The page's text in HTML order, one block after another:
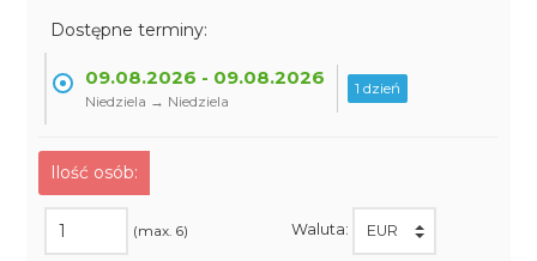
Dostępne terminy:
09.08.2026 - 09.08.2026
Niedziela → Niedziela
1 dzień
Ilość osób:
(max. 6) Waluta: